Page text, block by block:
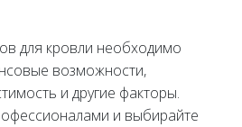
для кровли необходимо
возможности,
и другие факторы.
и выбирайте